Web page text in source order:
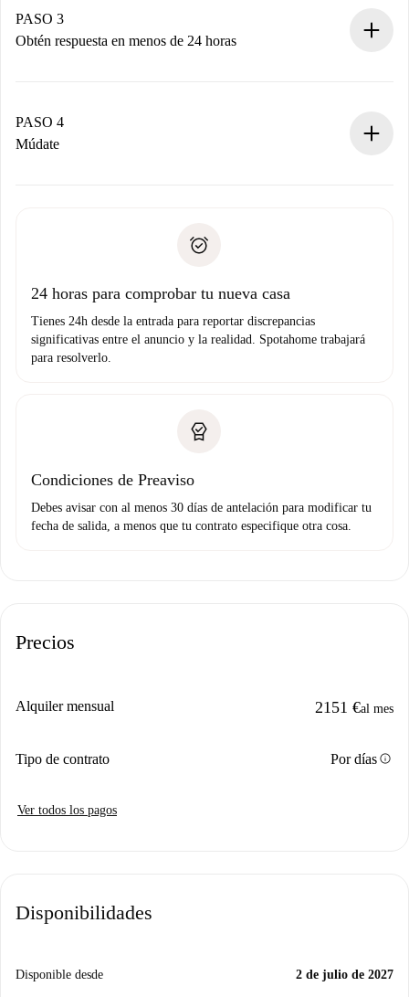
propietario acepte.
PASO 3
Obtén respuesta en menos de 24 horas
contacto con el propietario.
Si es rechazada: No te haremos ningún cargo y te
Prueba de solvencia
PASO 4
Múdate
no nos comunicas ningún problema.
24 horas para comprobar tu nueva casa
Tienes 24h desde la entrada para reportar discrepancias
significativas entre el anuncio y la realidad. Spotahome trabajará
para resolverlo.
Condiciones de Preaviso
Debes avisar con al menos 30 días de antelación para modificar tu
fecha de salida, a menos que tu contrato especifique otra cosa.
Precios
Alquiler mensual 2151 €al mes
Tipo de contrato Por díasinfo
Ver todos los pagos
Disponibilidades
Disponible desde 2 de julio de 2027